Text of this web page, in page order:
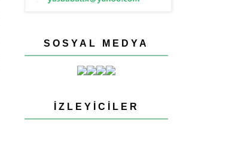
SOSYAL MEDYA
İZLEYICILER